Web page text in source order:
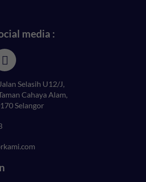
media :
Selasih U12/J,
Cahaya Alam,
Selangor